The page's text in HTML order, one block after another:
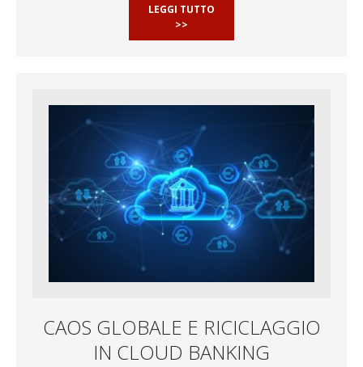
LEGGI TUTTO
>>
CAOS GLOBALE E RICICLAGGIO
IN CLOUD BANKING